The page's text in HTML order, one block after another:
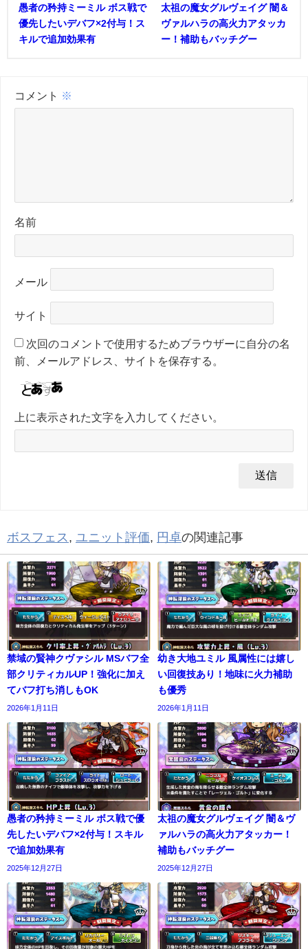
愚者の矜持ミーミル ボス戦で
優先したいデバフ×2付与！ス
キルで追加効果有
太祖の魔女グルヴェイグ 闇＆
ヴァルハラの高火力アタッカ
ー！補助もバッチグー
コメント ※
名前
メール
サイト
次回のコメントで使用するためブラウザーに自分の名
前、メールアドレス、サイトを保存する。
上に表示された文字を入力してください。
ボスフェス , ユニット評価, 円卓の関連記事
禁域の賢神クヴァシル MSバフ全
部クリティカルUP！強化に加え
てバフ打ち消しもOK
2026年1月11日
幼き大地ユミル 風属性には嬉し
い回復技あり！地味に火力補助
も優秀
2026年1月11日
愚者の矜持ミーミル ボス戦で優
先したいデバフ×2付与！スキル
で追加効果有
2025年12月27日
太祖の魔女グルヴェイグ 闇＆ヴ
ァルハラの高火力アタッカー！
補助もバッチグー
2025年12月27日